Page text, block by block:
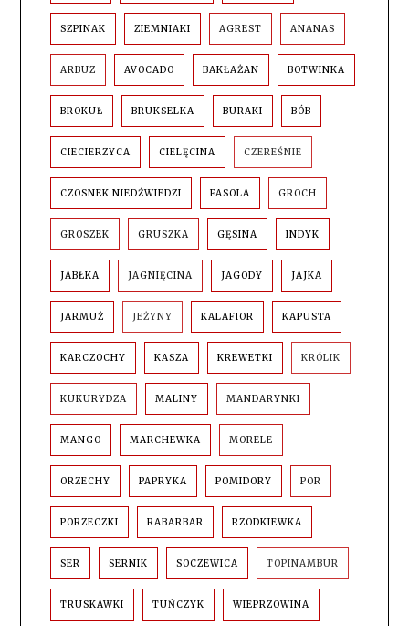
SZPINAK ZIEMNIAKI AGREST ANANAS
ARBUZ AVOCADO BAKŁAŻAN BOTWINKA
BROKUŁ BRUKSELKA BURAKI BÓB
CIECIERZYCA CIELĘCINA CZEREŚNIE
CZOSNEK NIEDŹWIEDZI FASOLA GROCH
GROSZEK GRUSZKA GĘSINA INDYK
JABŁKA JAGNIĘCINA JAGODY JAJKA
JARMUŻ JEŻYNY KALAFIOR KAPUSTA
KARCZOCHY KASZA KREWETKI KRÓLIK
KUKURYDZA MALINY MANDARYNKI
MANGO MARCHEWKA MORELE
ORZECHY PAPRYKA POMIDORY POR
PORZECZKI RABARBAR RZODKIEWKA
SER SERNIK SOCZEWICA TOPINAMBUR
TRUSKAWKI TUŃCZYK WIEPRZOWINA